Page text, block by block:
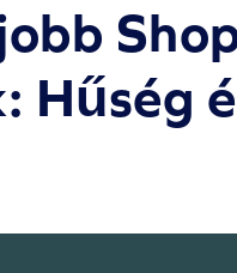
Hűség